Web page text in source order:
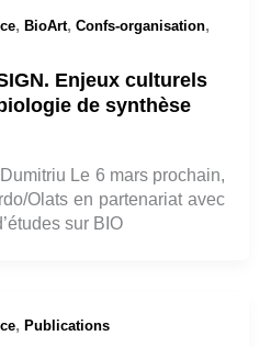
, BioArt, Confs-organisation,
Enjeux culturels
de synthèse
Le 6 mars prochain,
Olats en partenariat avec
sur BIO
, Publications